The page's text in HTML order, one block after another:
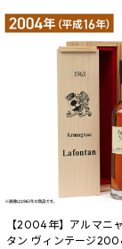
【2004年】アルマニ
タン ヴィンテージ